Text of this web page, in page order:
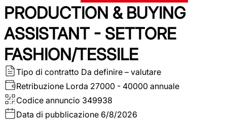
PRODUCTION & BUYING
ASSISTANT - SETTORE
FASHION/TESSILE
Tipo di contratto Da definire – valutare
Retribuzione Lorda 27000 - 40000 annuale
Codice annuncio 349938
Data di pubblicazione 6/8/2026